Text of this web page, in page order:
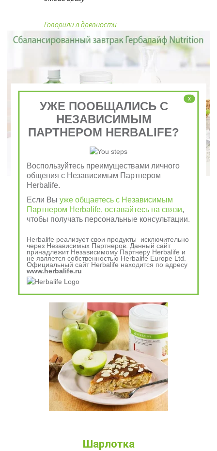
Говорили в древности
Независимый Партнер
Гербалайф Nutrition 8-903-
079-88-88
Шарлотка
x
УЖЕ ПООБЩАЛИСЬ С
НЕЗАВИСИМЫМ
ПАРТНЕРОМ HERBALIFE?
Воспользуйтесь преимуществами личного
общения с Независимым Партнером
Herbalife.
Если Выуже общаетесь с Независимым
Партнером Herbalife, оставайтесь на связи,
чтобы получать персональные консультации.
Herbalife реализует свои продукты исключительно
через Независимых Партнеров. Данный сайт
принадлежит Независимому Партнеру Herbalife и
не является собственностью Herbalife Europe Ltd.
Официальный сайт Herbalife находится по адресу
www.herbalife.ru